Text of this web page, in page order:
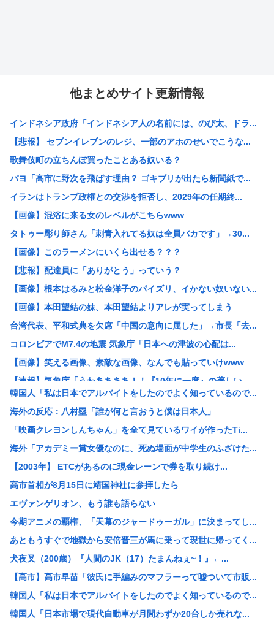
他まとめサイト更新情報
インドネシア政府「インドネシア人の名前には、のび太、ドラ...
【悲報】 セブンイレブンのレジ、一部のアホのせいでこうな...
歌舞伎町の立ちんぼ買ったことある奴いる？
パヨ「高市に野次を飛ばす理由？ ゴキブリが出たら新聞紙で...
イランはトランプ政権との交渉を拒否し、2029年の任期終...
【画像】混浴に来る女のレベルがこちらwww
タトゥー彫り師さん「刺青入れてる奴は全員バカです」→30...
【画像】このラーメンにいくら出せる？？？
【悲報】配達員に「ありがとう」っていう？
【画像】根本はるみと松金洋子のパイズリ、イかない奴いない...
【画像】本田望結の妹、本田望結よりアレが実ってしまう
台湾代表、平和式典を欠席「中国の意向に屈した」→市長「去...
コロンビアでM7.4の地震 気象庁「日本への津波の心配は...
【画像】笑える画像、素敵な画像、なんでも貼っていけwww
【速報】気象庁「うわああああ！！『10年に一度』の著しい...
【画像】女子高生「ガラス張りの床に上がったら下から丸見え...
【衝撃】大学生ワイ、株で大儲けした結果www(※画像あり...
【区画】なんだよこの漫画ｗｗｗ【注意】
【衝撃】四国で出土した1300年前のお皿、「あの足跡」が...
【画像】乳がん検査エロすぎワロタｗｗｗ
【悲報】IQ40未満の男、フォークリフト資格を強制抹消さ...
【高学歴発達障害】IQ凸凹でも生きる道はある？プラント保...
【画像】「エロアニメ」、一向に進化しないwww
定食屋ワイ「天ぷらうどん」店員「お待ちどう」蕎麦アレルギ...
30代夫婦「助けて！ 念願のマイホームが東京に建てられな...
【画像】ショートスリーパー堀大輔さんの若い頃がイケメンス...
【衝撃】NHKさん、みんなが見て見ぬふりをしてきた事を突...
樹里と中学生のカーセクロス完全版。捜索進展した！
韓国人「私は日本でアルバイトをしたのでよく知っているので...
海外の反応：八村塁「誰が何と言おうと僕は日本人」
「映画クレヨンしんちゃん」を全て見ているワイが作ったTi...
海外「アカデミー賞女優なのに、死ぬ場面が中学生のふざけた...
【2003年】 ETCがあるのに現金レーンで券を取り続け...
高市首相が8月15日に靖国神社に参拝したら
エヴァンゲリオン、もう誰も語らない
今期アニメの覇権、「天幕のジャードゥーガル」に決まってし...
あともうすぐで地獄から安倍晋三が馬に乗って現世に帰ってく...
犬夜叉（200歳）『人間のJK（17）たまんねぇ~！』←...
【高市】高市早苗「彼氏に手編みのマフラーって嘘ついて市販...
韓国人「私は日本でアルバイトをしたのでよく知っているので...
韓国人「日本市場で現代自動車が月間わずか20台しか売れな...